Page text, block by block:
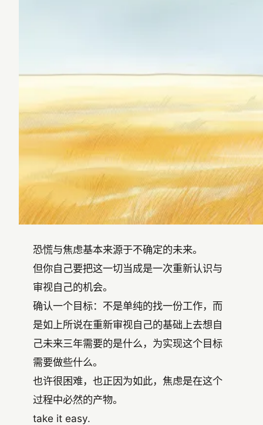
恐慌与焦虑基本来源于不确定的未来。
但你自己要把这一切当成是一次重新认识与
审视自己的机会。
确认一个目标：不是单纯的找一份工作，而
是如上所说在重新审视自己的基础上去想自
己未来三年需要的是什么，为实现这个目标
需要做些什么。
也许很困难，也正因为如此，焦虑是在这个
过程中必然的产物。
take it easy.